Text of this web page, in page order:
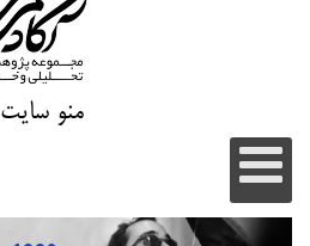
منو سایت